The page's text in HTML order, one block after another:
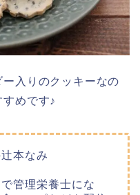
入りのクッキーなの
めです♪
本なみ
管理栄養士にな